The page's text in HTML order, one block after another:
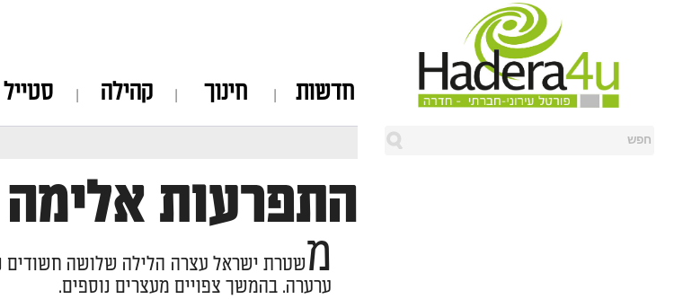
חדשות חינוך קהילה סטייל
התפרעות
משטרת ישראל עצרה הלילה שלושה חשודים
ערערה. בהמשך צפויים מעצרים נוספים.